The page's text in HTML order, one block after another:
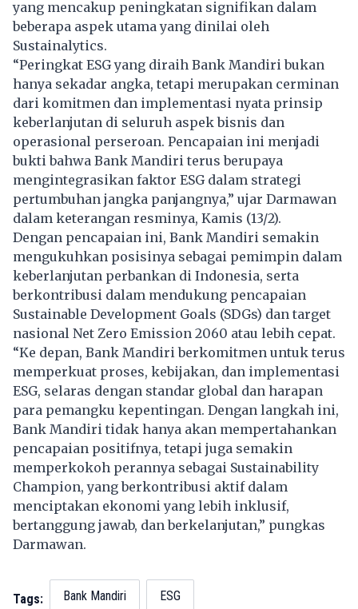
yang mencakup peningkatan signifikan dalam
beberapa aspek utama yang dinilai oleh
Sustainalytics.
“Peringkat ESG yang diraih Bank Mandiri bukan
hanya sekadar angka, tetapi merupakan cerminan
dari komitmen dan implementasi nyata prinsip
keberlanjutan di seluruh aspek bisnis dan
operasional perseroan. Pencapaian ini menjadi
bukti bahwa Bank Mandiri terus berupaya
mengintegrasikan faktor ESG dalam strategi
pertumbuhan jangka panjangnya,” ujar Darmawan
dalam keterangan resminya, Kamis (13/2).
Dengan pencapaian ini, Bank Mandiri semakin
mengukuhkan posisinya sebagai pemimpin dalam
keberlanjutan perbankan di Indonesia, serta
berkontribusi dalam mendukung pencapaian
Sustainable Development Goals (SDGs) dan target
nasional Net Zero Emission 2060 atau lebih cepat.
“Ke depan, Bank Mandiri berkomitmen untuk terus
memperkuat proses, kebijakan, dan implementasi
ESG, selaras dengan standar global dan harapan
para pemangku kepentingan. Dengan langkah ini,
Bank Mandiri tidak hanya akan mempertahankan
pencapaian positifnya, tetapi juga semakin
memperkokoh perannya sebagai Sustainability
Champion, yang berkontribusi aktif dalam
menciptakan ekonomi yang lebih inklusif,
bertanggung jawab, dan berkelanjutan,” pungkas
Darmawan.
Tags: Bank Mandiri ESG